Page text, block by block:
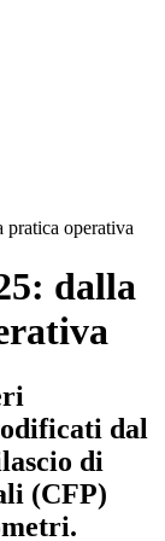
operativa
dalla
dal
di
(CFP)